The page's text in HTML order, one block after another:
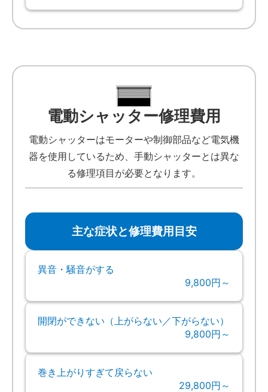
電動シャッター修理費用
電動シャッターはモーターや制御部品など電気機
器を使用しているため、手動シャッターとは異な
る修理項目が必要となります。
主な症状と修理費用目安
異音・騒音がする
9,800円～
開閉ができない（上がらない／下がらない）
9,800円～
巻き上がりすぎて戻らない
29,800円～